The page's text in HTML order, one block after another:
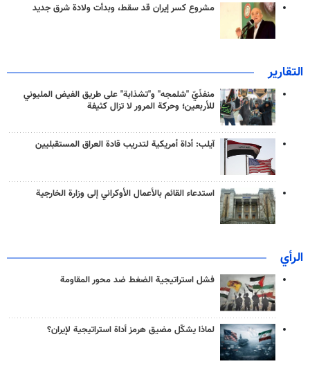
مشروع كسر إيران قد سقط، وبدأت ولادة شرق جديد
التقارير
منفذَيّ "شلمجه" و"تشذابة" على طريق الفيض المليوني
للأربعين؛ وحركة المرور لا تزال كثيفة
آيلب: أداة أمريكية لتدريب قادة العراق المستقبليين
استدعاء القائم بالأعمال الأوكراني إلى وزارة الخارجية
الرأي
فشل استراتيجية الضغط ضد محور المقاومة
لماذا يشكّل مضيق هرمز أداة استراتيجية لإيران؟